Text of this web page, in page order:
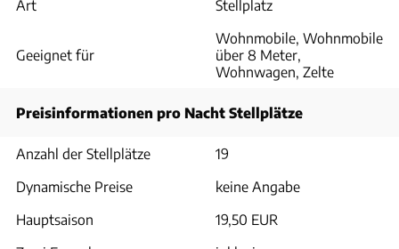
Art
Stellplatz
Geeignet für
Wohnmobile, Wohnmobile
über 8 Meter,
Wohnwagen, Zelte
Preisinformationen pro Nacht Stellplätze
Anzahl der Stellplätze
19
Dynamische Preise
keine Angabe
Hauptsaison
19,50 EUR